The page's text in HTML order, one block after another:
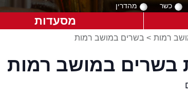
כשר מהדרין
מסעדות
רמות > בשרים במושב רמות
בשרים במושב רמות